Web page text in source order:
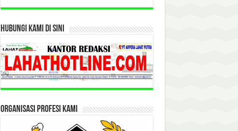
HUBUNGI KAMI DI SINI
ORGANISASI PROFESI KAMI